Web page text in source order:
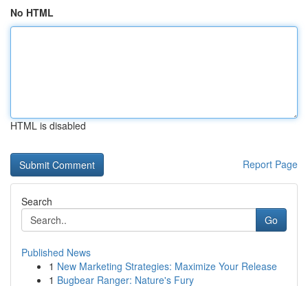
No HTML
HTML is disabled
Report Page
Search
Go
Published News
1 New Marketing Strategies: Maximize Your Release
1 Bugbear Ranger: Nature's Fury